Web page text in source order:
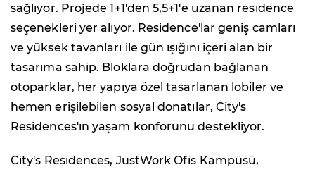
sağlıyor. Projede 1+1'den 5,5+1'e uzanan residence
seçenekleri yer alıyor. Residence'lar geniş camları
ve yüksek tavanları ile gün ışığını içeri alan bir
tasarıma sahip. Bloklara doğrudan bağlanan
otoparklar, her yapıya özel tasarlanan lobiler ve
hemen erişilebilen sosyal donatılar, City's
Residences'ın yaşam konforunu destekliyor.
City's Residences, JustWork Ofis Kampüsü,